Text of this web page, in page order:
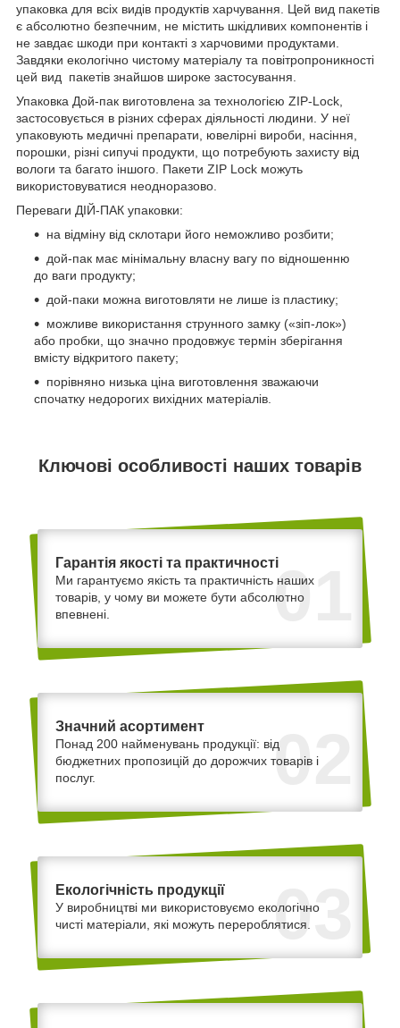
упаковка для всіх видів продуктів харчування. Цей вид пакетів
є абсолютно безпечним, не містить шкідливих компонентів і
не завдає шкоди при контакті з харчовими продуктами.
Завдяки екологічно чистому матеріалу та повітропроникності
цей вид пакетів знайшов широке застосування.
Упаковка Дой-пак виготовлена ​​за технологією ZIP-Lock,
застосовується в різних сферах діяльності людини. У неї
упаковують медичні препарати, ювелірні вироби, насіння,
порошки, різні сипучі продукти, що потребують захисту від
вологи та багато іншого. Пакети ZIP Lock можуть
використовуватися неодноразово.
Переваги ДІЙ-ПАК упаковки:
на відміну від склотари його неможливо розбити;
дой-пак має мінімальну власну вагу по відношенню
до ваги продукту;
дой-паки можна виготовляти не лише із пластику;
можливе використання струнного замку («зіп-лок»)
або пробки, що значно продовжує термін зберігання
вмісту відкритого пакету;
порівняно низька ціна виготовлення зважаючи
спочатку недорогих вихідних матеріалів.
Ключові особливості наших товарів
01
Гарантія якості та практичності
Ми гарантуємо якість та практичність наших
товарів, у чому ви можете бути абсолютно
впевнені.
02
Значний асортимент
Понад 200 найменувань продукції: від
бюджетних пропозицій до дорожчих товарів і
послуг.
03
Екологічність продукції
У виробництві ми використовуємо екологічно
чисті матеріали, які можуть перероблятися.